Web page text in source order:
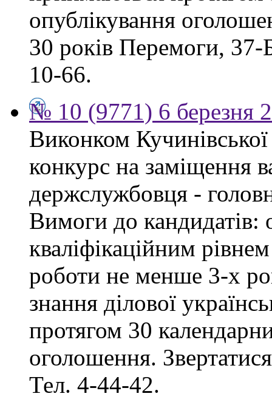
опублікування
30 років Перемоги,
10-66.
№ 10 (9771) 6 березня
Виконком
конкурс на заміщення
держслужбовця -
Вимоги до кандидатів:
кваліфікаційним
роботи не менше 3-х
знання ділової
протягом 30
оголошення.
Тел. 4-44-42.